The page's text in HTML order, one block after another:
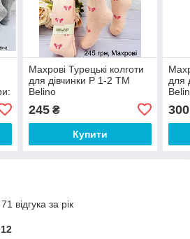
Махрові Турецькі колготи
для дівчинки Р 1-2 ТМ
Belino
245₴
Купити
для
300
відгука за рік